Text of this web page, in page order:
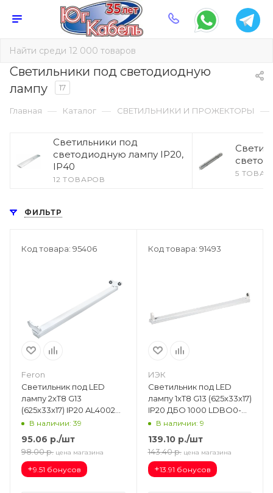
Светильники под светодиодную
лампу
17
Главная — Каталог — СВЕТИЛЬНИКИ И ПРОЖЕКТОРЫ —
Светильники под
светодиодную лампу IP20,
IP40
12 ТОВАРОВ
5
ФИЛЬТР
Код товара: 95406
Feron
Светильник под LED
лампу 2хT8 G13
(625х33х17) IP20 AL4002
41221В наличии: 39
95.06 р./шт
98.00 р. цена магазина
+9.51 бонусов
Код товара: 91493
ИЭК
Светильник под LED
лампу 1хT8 G13 (625х33х17)
IP20 ДБО 1000 LDBO0-
1000-01-060-K01
В наличии: 9
139.10р./шт
143.40 р. цена магазина
+13.91 бонусов